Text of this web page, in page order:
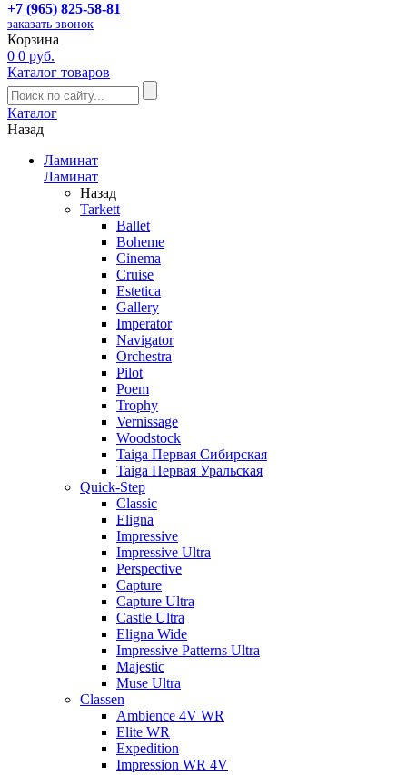
+7 (965) 825-58-81
заказать звонок
Корзина
0 0 руб.
Каталог товаров
Каталог
Назад
Ламинат
Ламинат
Назад
Tarkett
Ballet
Boheme
Cinema
Cruise
Estetica
Gallery
Imperator
Navigator
Orchestra
Pilot
Poem
Trophy
Vernissage
Woodstock
Taiga Первая Сибирская
Taiga Первая Уральская
Quick-Step
Classic
Eligna
Impressive
Impressive Ultra
Perspective
Capture
Capture Ultra
Castle Ultra
Eligna Wide
Impressive Patterns Ultra
Majestic
Muse Ultra
Classen
Ambience 4V WR
Elite WR
Expedition
Impression WR 4V